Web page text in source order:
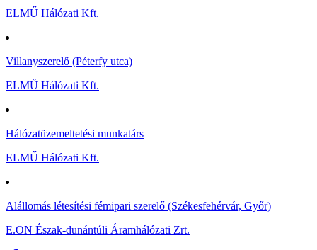
ELMŰ Hálózati Kft.
Villanyszerelő (Péterfy utca)
ELMŰ Hálózati Kft.
Hálózatüzemeltetési munkatárs
ELMŰ Hálózati Kft.
Alállomás létesítési fémipari szerelő (Székesfehérvár, Győr)
E.ON Észak-dunántúli Áramhálózati Zrt.